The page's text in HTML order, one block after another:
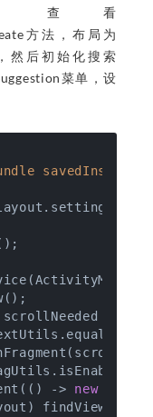
，查看
方法，布局为
然后初始化搜索
菜单，设
scrollNeeded =
->
new